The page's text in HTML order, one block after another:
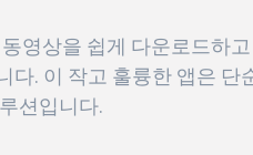
영상을 쉽게 다운로드하
. 이 작고 훌륭한 앱은 단
션입니다.